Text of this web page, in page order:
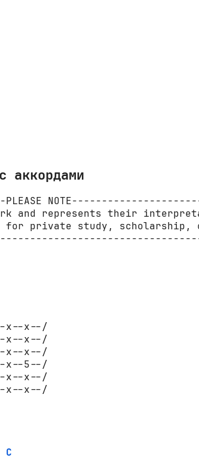
аккордами
and represents their
for private study, scholarship,
x--x--/
C